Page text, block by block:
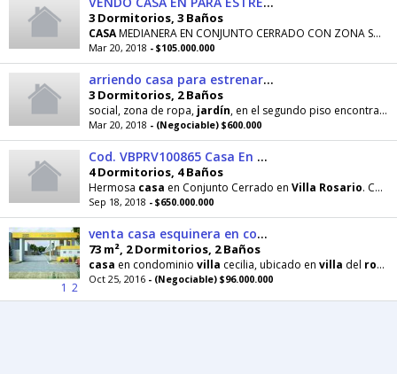
3 Dormitorios, 3 Baños
CASAMEDIANERA EN CONJUNTO CERRADO CON ZONA SOCIAL AMPLIA, CONSTA DE ANTE
Mar 20, 2018 - $105.000.000
arriendo casa para estrenar en conjunto cerrado
3 Dormitorios, 2 Baños
social, zona de ropa, jardín, en el segundo piso encontraremos, 3 habitaciones con closet, 1 baño privado
Mar 20, 2018 - (Negociable) $600.000
Cod. VBPRV100865 Casa En Venta En Villas De Santa Ana
4 Dormitorios, 4 Baños
Hermosa casa en Conjunto Cerrado en Villa Rosario. Consta de sala, estar de TV, comedor, cocina
Sep 18, 2018 - $650.000.000
1 2
venta casa esquinera en condominio para estrenar
73 m², 2 Dormitorios, 2 Baños
casa en condominio villa cecilia, ubicado en villa del rosario
Oct 25, 2016 - (Negociable) $96.000.000